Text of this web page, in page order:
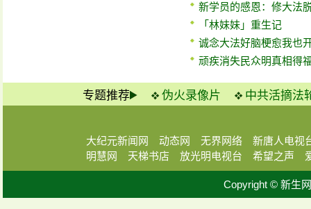
新学员的感恩：修大法
「林妹妹」重生记
诚念大法好脑梗愈我也
顽疾消失民众明真相得
专题推荐 伪火录像片 中共活摘法
大纪元新闻网 动态网 无界网络
新唐人电视
明慧网
天梯书店 放光明电视台 希望之声
Copyright © 新生